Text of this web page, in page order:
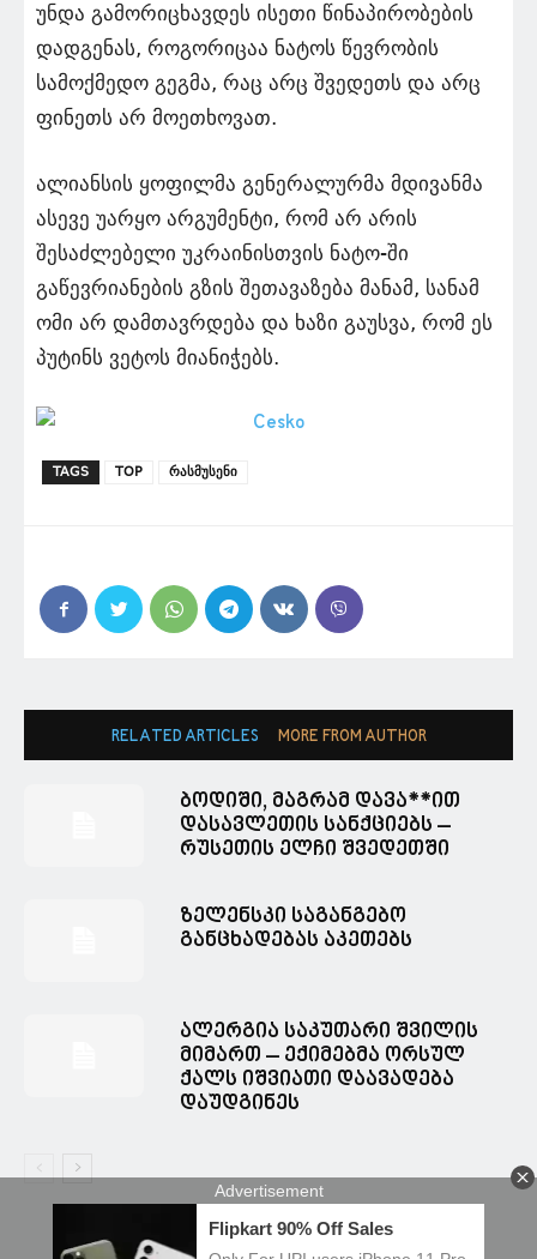
უნდა გამორიცხავდეს ისეთი წინაპირობების
დადგენას, როგორიცაა ნატოს წევრობის
სამოქმედო გეგმა, რაც არც შვედეთს და არც
ფინეთს არ მოეთხოვათ.
ალიანსის ყოფილმა გენერალურმა მდივანმა
ასევე უარყო არგუმენტი, რომ არ არის
შესაძლებელი უკრაინისთვის ნატო-ში
გაწევრიანების გზის შეთავაზება მანამ, სანამ
ომი არ დამთავრდება და ხაზი გაუსვა, რომ ეს
პუტინს ვეტოს მიანიჭებს.
TAGS TOP რასმუსენი
RELATED ARTICLES MORE FROM AUTHOR
ბოდიში, მაგრამ დავა**ით
დასავლეთის სანქციებს –
რუსეთის ელჩი შვედეთში
ზელენსკი საგანგებო
განცხადებას აკეთებს
ალერგია საკუთარი შვილის
მიმართ – ექიმებმა ორსულ
ქალს იშვიათი დაავადება
დაუდგინეს